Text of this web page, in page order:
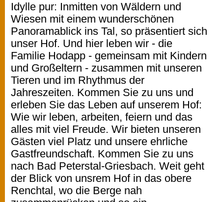
Idylle pur: Inmitten von Wäldern und
Wiesen mit einem wunderschönen
Panoramablick ins Tal, so präsentiert sich
unser Hof. Und hier leben wir - die
Familie Hodapp - gemeinsam mit Kindern
und Großeltern - zusammen mit unseren
Tieren und im Rhythmus der
Jahreszeiten. Kommen Sie zu uns und
erleben Sie das Leben auf unserem Hof:
Wie wir leben, arbeiten, feiern und das
alles mit viel Freude. Wir bieten unseren
Gästen viel Platz und unsere ehrliche
Gastfreundschaft. Kommen Sie zu uns
nach Bad Peterstal-Griesbach. Weit geht
der Blick von unsrem Hof in das obere
Renchtal, wo die Berge nah